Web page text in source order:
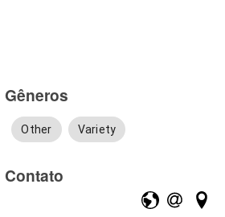
Gêneros
Other Variety
Contato